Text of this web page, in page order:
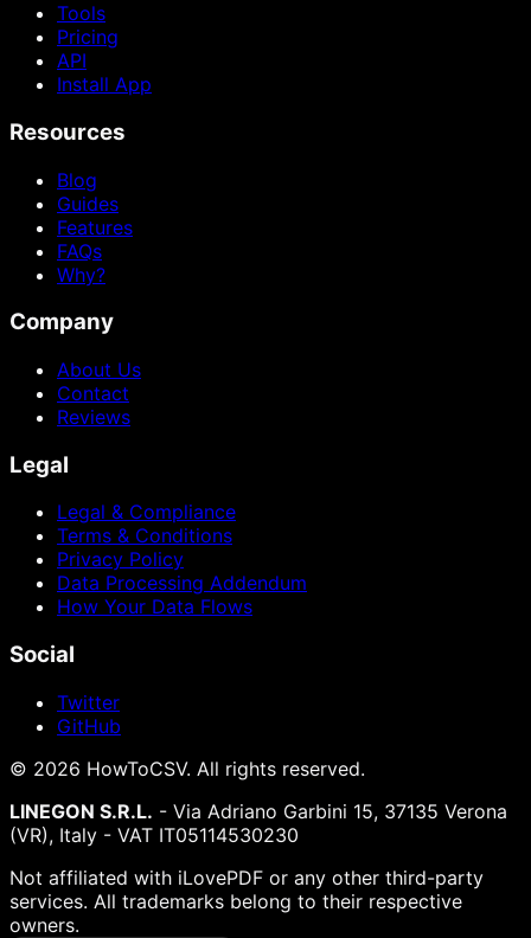
Tools
Pricing
API
Install App
Resources
Blog
Guides
Features
FAQs
Why?
Company
About Us
Contact
Reviews
Legal
Legal & Compliance
Terms & Conditions
Privacy Policy
Data Processing Addendum
How Your Data Flows
Social
Twitter
GitHub
© 2026 HowToCSV. All rights reserved.
LINEGON S.R.L. - Via Adriano Garbini 15, 37135 Verona
(VR), Italy - VAT IT05114530230
Not affiliated with iLovePDF or any other third-party
services. All trademarks belong to their respective
owners.